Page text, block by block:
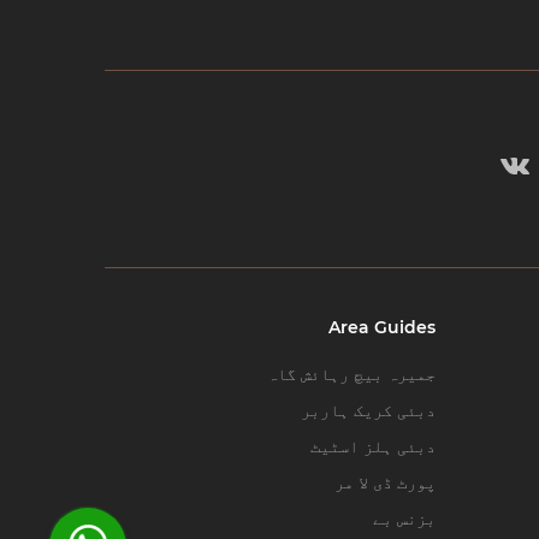
Area Guides
جمیرہ بیچ رہائش گاہ
دبئی کریک ہاربر
دبئی ہلز اسٹیٹ
پورٹ ڈی لا مر
بزنس بے